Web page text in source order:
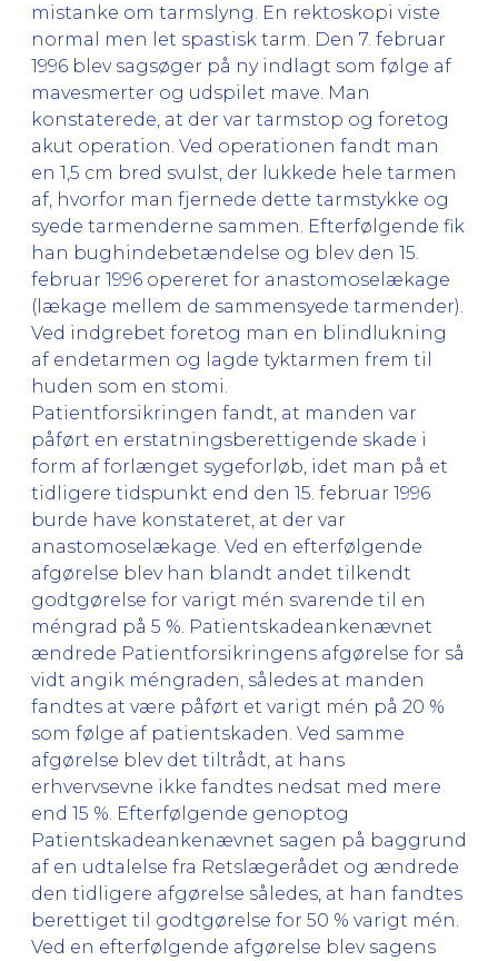
mistanke om tarmslyng. En rektoskopi viste
normal men let spastisk tarm. Den 7. februar
1996 blev sagsøger på ny indlagt som følge af
mavesmerter og udspilet mave. Man
konstaterede, at der var tarmstop og foretog
akut operation. Ved operationen fandt man
en 1,5 cm bred svulst, der lukkede hele tarmen
af, hvorfor man fjernede dette tarmstykke og
syede tarmenderne sammen. Efterfølgende fik
han bughindebetændelse og blev den 15.
februar 1996 opereret for anastomoselækage
(lækage mellem de sammensyede tarmender).
Ved indgrebet foretog man en blindlukning
af endetarmen og lagde tyktarmen frem til
huden som en stomi.
Patientforsikringen fandt, at manden var
påført en erstatningsberettigende skade i
form af forlænget sygeforløb, idet man på et
tidligere tidspunkt end den 15. februar 1996
burde have konstateret, at der var
anastomoselækage. Ved en efterfølgende
afgørelse blev han blandt andet tilkendt
godtgørelse for varigt mén svarende til en
méngrad på 5 %. Patientskadeankenævnet
ændrede Patientforsikringens afgørelse for så
vidt angik méngraden, således at manden
fandtes at være påført et varigt mén på 20 %
som følge af patientskaden. Ved samme
afgørelse blev det tiltrådt, at hans
erhvervsevne ikke fandtes nedsat med mere
end 15 %. Efterfølgende genoptog
Patientskadeankenævnet sagen på baggrund
af en udtalelse fra Retslægerådet og ændrede
den tidligere afgørelse således, at han fandtes
berettiget til godtgørelse for 50 % varigt mén.
Ved en efterfølgende afgørelse blev sagens